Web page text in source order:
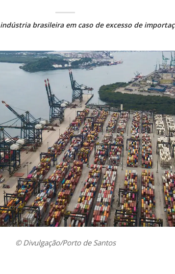
brasileira em caso de excesso de
© Divulgação/Porto de Santos